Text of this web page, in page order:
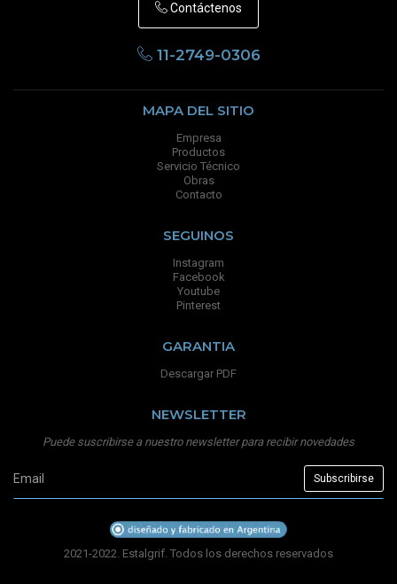
Contáctenos
11-2749-0306
MAPA DEL SITIO
Empresa
Productos
Servicio Técnico
Obras
Contacto
SEGUINOS
Instagram
Facebook
Youtube
Pinterest
GARANTIA
Descargar PDF
NEWSLETTER
Puede suscribirse a nuestro newsletter para recibir novedades
2021-2022. Estalgrif. Todos los derechos reservados